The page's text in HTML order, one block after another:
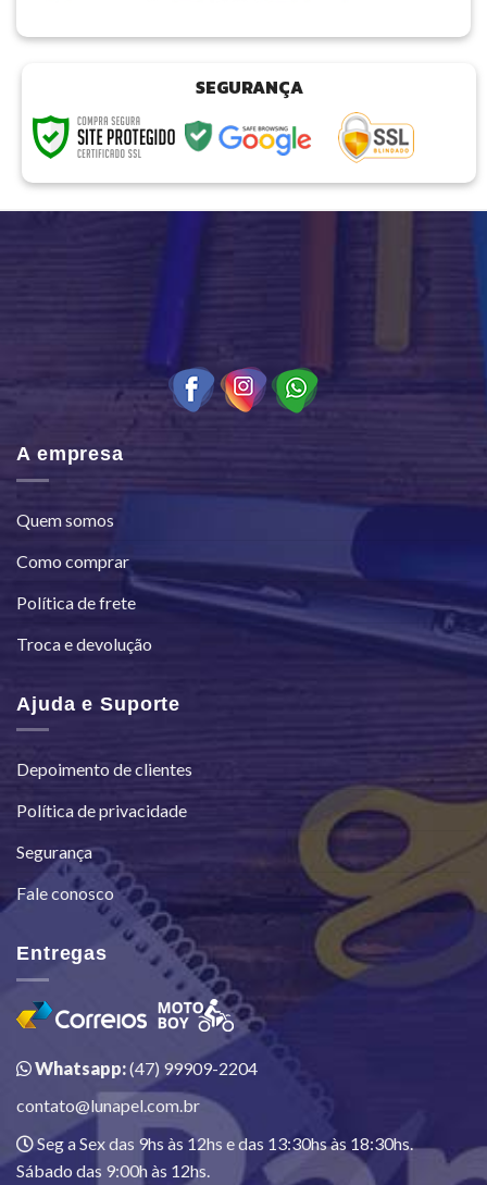
SEGURANÇA
A empresa
Quem somos
Como comprar
Política de frete
Troca e devolução
Ajuda e Suporte
Depoimento de clientes
Política de privacidade
Segurança
Fale conosco
Entregas
Whatsapp:(47) 99909-2204
contato@lunapel.com.br
Seg a Sex das 9hs às 12hs e das 13:30hs às 18:30hs.
Sábado das 9:00h às 12hs.